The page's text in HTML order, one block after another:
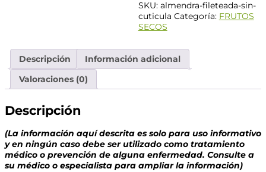
SKU: almendra-fileteada-sin-
cuticula Categoría: FRUTOS
SECOS
Descripción
Información adicional
Valoraciones (0)
Descripción
(La información aquí descrita es solo para uso informativo
y en ningún caso debe ser utilizado como tratamiento
médico o prevención de alguna enfermedad. Consulte a
su médico o especialista para ampliar la información)